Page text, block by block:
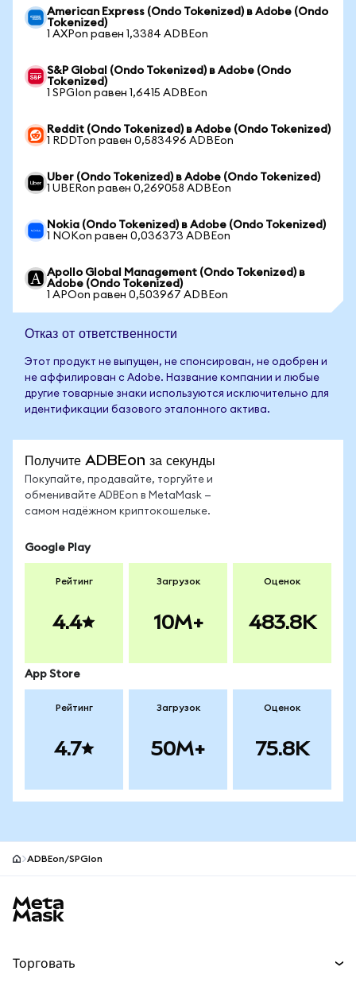
American Express (Ondo Tokenized) в Adobe (Ondo
Tokenized)
1 AXPon равен 1,3384 ADBEon
S&P Global (Ondo Tokenized) в Adobe (Ondo
Tokenized)
1 SPGIon равен 1,6415 ADBEon
Reddit (Ondo Tokenized) в Adobe (Ondo Tokenized)
1 RDDTon равен 0,583496 ADBEon
Uber (Ondo Tokenized) в Adobe (Ondo Tokenized)
1 UBERon равен 0,269058 ADBEon
Nokia (Ondo Tokenized) в Adobe (Ondo Tokenized)
1 NOKon равен 0,036373 ADBEon
Apollo Global Management (Ondo Tokenized) в
Adobe (Ondo Tokenized)
1 APOon равен 0,503967 ADBEon
Отказ от ответственности
Этот продукт не выпущен, не спонсирован, не одобрен и
не аффилирован с Adobe. Название компании и любые
другие товарные знаки используются исключительно для
идентификации базового эталонного актива.
Получите ADBEon за секунды
Покупайте, продавайте, торгуйте и
обменивайте ADBEon в MetaMask —
самом надёжном криптокошельке.
Google Play
Рейтинг
4.4
Загрузок
10M+
Оценок
483.8K
App Store
Рейтинг
4.7
Загрузок
50M+
Оценок
75.8K
ADBEon/SPGIon
Торговать